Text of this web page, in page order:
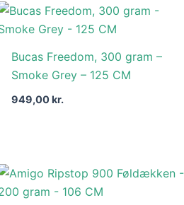
Bucas Freedom, 300 gram –
Smoke Grey – 125 CM
949,00kr.